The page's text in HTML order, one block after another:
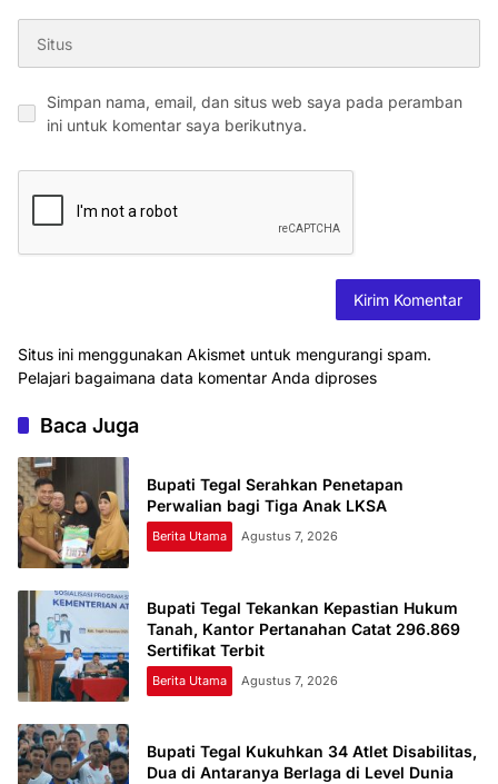
Simpan nama, email, dan situs web saya pada peramban
ini untuk komentar saya berikutnya.
Situs ini menggunakan Akismet untuk mengurangi spam.
Pelajari bagaimana data komentar Anda diproses
Baca Juga
Bupati Tegal Serahkan Penetapan
Perwalian bagi Tiga Anak LKSA
Berita Utama Agustus 7, 2026
Bupati Tegal Tekankan Kepastian Hukum
Tanah, Kantor Pertanahan Catat 296.869
Sertifikat Terbit
Berita Utama Agustus 7, 2026
Bupati Tegal Kukuhkan 34 Atlet Disabilitas,
Dua di Antaranya Berlaga di Level Dunia